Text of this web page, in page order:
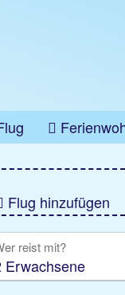
Flug hinzufügen
reist mit?
Erwachsene